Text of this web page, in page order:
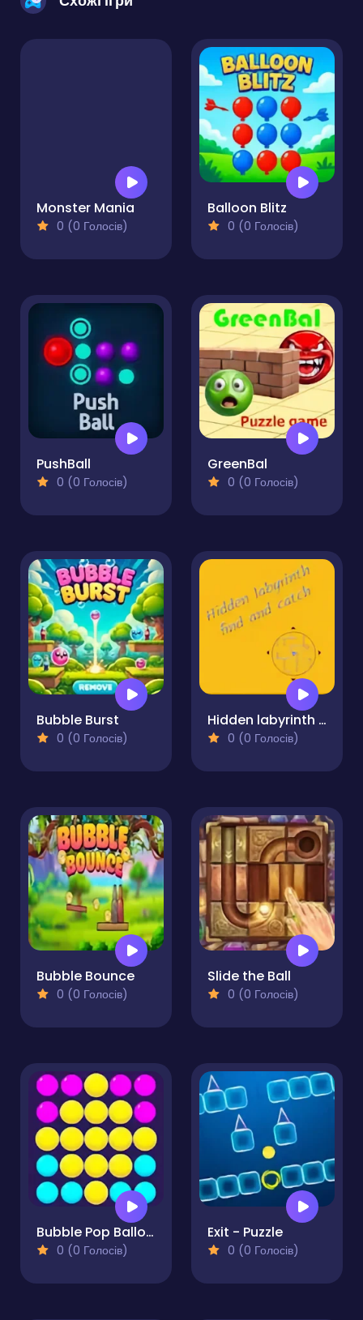
Monster Mania
0 (0 Голосів)
Balloon Blitz
0 (0 Голосів)
PushBall
0 (0 Голосів)
GreenBal
0 (0 Голосів)
Bubble Burst
0 (0 Голосів)
Hidden labyrinth - find and catch
0 (0 Голосів)
Bubble Bounce
0 (0 Голосів)
Slide the Ball
0 (0 Голосів)
Bubble Pop Balloons
0 (0 Голосів)
Exit - Puzzle
0 (0 Голосів)